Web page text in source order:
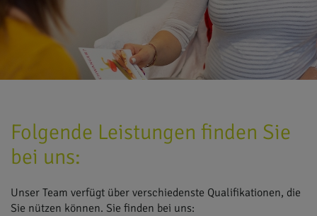
Folgende Leistungen finden Sie
bei uns:
Unser Team verfügt über verschiedenste Qualifikationen, die
Sie nützen können. Sie finden bei uns: